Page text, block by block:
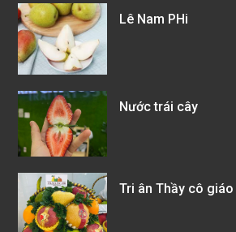
Lê Nam PHi
Nước trái cây
Tri ân Thầy cô giáo